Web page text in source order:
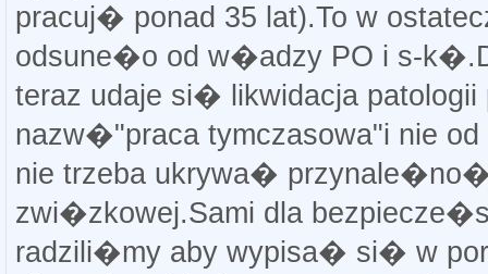
pracuj� ponad 35 lat).To w
odsune�o od w�adzy PO i s-
teraz udaje si� likwidacja patologii
nazw�"praca tymczasowa"i nie od
nie trzeba ukrywa�
zwi�zkowej.Sami dla
radzili�my aby wypisa� si� w